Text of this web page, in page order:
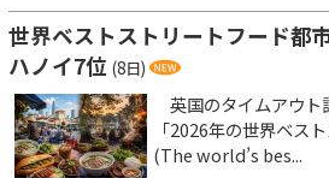
世界ベストストリートフード都
ハノイ7位 (8日)
英国のタイムアウ
「2026年の世界ベス
(The world’s bes...